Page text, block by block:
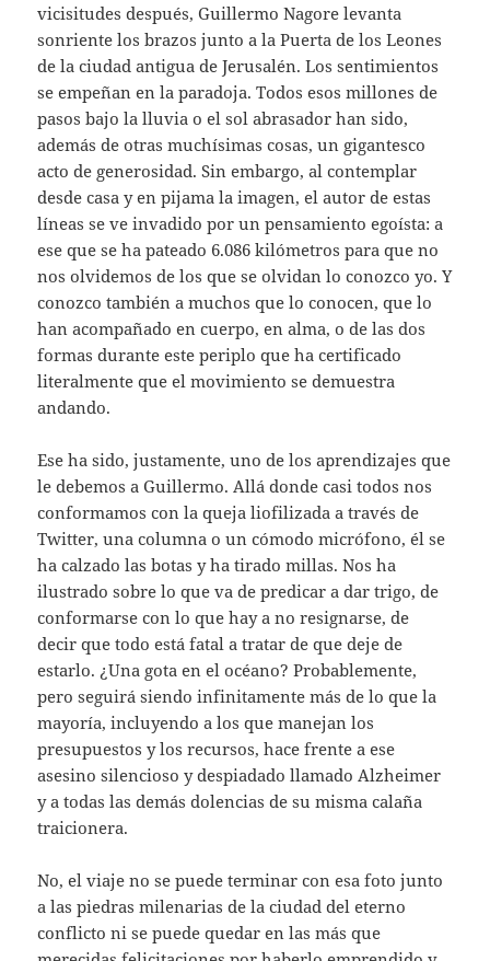
vicisitudes después, Guillermo Nagore levanta
sonriente los brazos junto a la Puerta de los Leones
de la ciudad antigua de Jerusalén. Los sentimientos
se empeñan en la paradoja. Todos esos millones de
pasos bajo la lluvia o el sol abrasador han sido,
además de otras muchísimas cosas, un gigantesco
acto de generosidad. Sin embargo, al contemplar
desde casa y en pijama la imagen, el autor de estas
líneas se ve invadido por un pensamiento egoísta: a
ese que se ha pateado 6.086 kilómetros para que no
nos olvidemos de los que se olvidan lo conozco yo. Y
conozco también a muchos que lo conocen, que lo
han acompañado en cuerpo, en alma, o de las dos
formas durante este periplo que ha certificado
literalmente que el movimiento se demuestra
andando.
Ese ha sido, justamente, uno de los aprendizajes que
le debemos a Guillermo. Allá donde casi todos nos
conformamos con la queja liofilizada a través de
Twitter, una columna o un cómodo micrófono, él se
ha calzado las botas y ha tirado millas. Nos ha
ilustrado sobre lo que va de predicar a dar trigo, de
conformarse con lo que hay a no resignarse, de
decir que todo está fatal a tratar de que deje de
estarlo. ¿Una gota en el océano? Probablemente,
pero seguirá siendo infinitamente más de lo que la
mayoría, incluyendo a los que manejan los
presupuestos y los recursos, hace frente a ese
asesino silencioso y despiadado llamado Alzheimer
y a todas las demás dolencias de su misma calaña
traicionera.
No, el viaje no se puede terminar con esa foto junto
a las piedras milenarias de la ciudad del eterno
conflicto ni se puede quedar en las más que